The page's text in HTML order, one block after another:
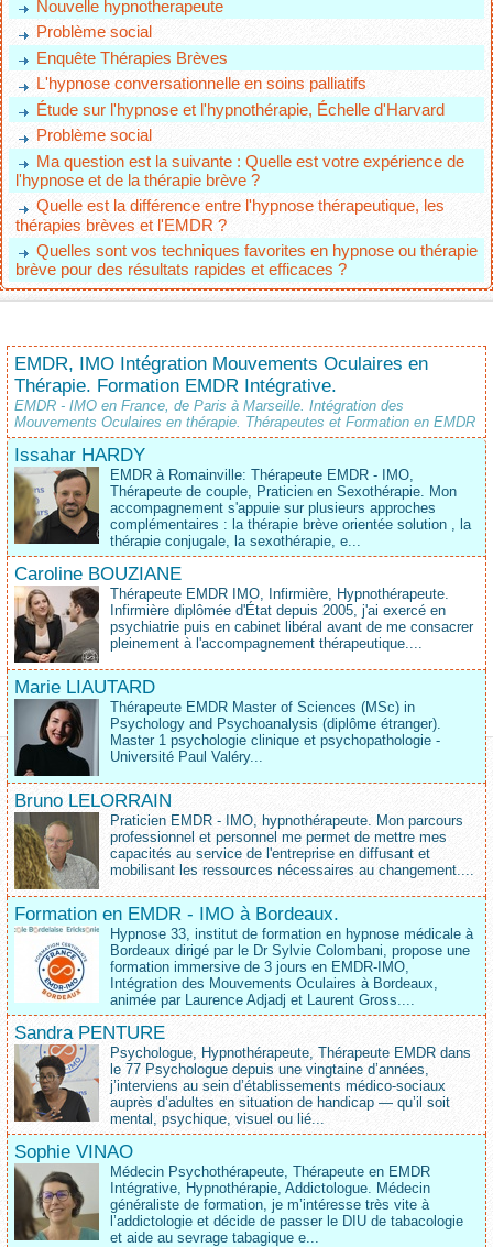
Nouvelle hypnotherapeute
Problème social
Enquête Thérapies Brèves
L'hypnose conversationnelle en soins palliatifs
Étude sur l'hypnose et l'hypnothérapie, Échelle d'Harvard
Problème social
Ma question est la suivante : Quelle est votre expérience de
l'hypnose et de la thérapie brève ?
Quelle est la différence entre l'hypnose thérapeutique, les
thérapies brèves et l'EMDR ?
Quelles sont vos techniques favorites en hypnose ou thérapie
brève pour des résultats rapides et efficaces ?
EMDR, IMO Intégration Mouvements Oculaires en
Thérapie. Formation EMDR Intégrative.
EMDR - IMO en France, de Paris à Marseille. Intégration des
Mouvements Oculaires en thérapie. Thérapeutes et Formation en EMDR
Issahar HARDY
EMDR à Romainville: Thérapeute EMDR - IMO,
Thérapeute de couple, Praticien en Sexothérapie. Mon
accompagnement s'appuie sur plusieurs approches
complémentaires : la thérapie brève orientée solution , la
thérapie conjugale, la sexothérapie, e...
Caroline BOUZIANE
Thérapeute EMDR IMO, Infirmière, Hypnothérapeute.
Infirmière diplômée d'État depuis 2005, j'ai exercé en
psychiatrie puis en cabinet libéral avant de me consacrer
pleinement à l'accompagnement thérapeutique....
Marie LIAUTARD
Thérapeute EMDR Master of Sciences (MSc) in
Psychology and Psychoanalysis (diplôme étranger).
Master 1 psychologie clinique et psychopathologie -
Université Paul Valéry...
Bruno LELORRAIN
Praticien EMDR - IMO, hypnothérapeute. Mon parcours
professionnel et personnel me permet de mettre mes
capacités au service de l'entreprise en diffusant et
mobilisant les ressources nécessaires au changement....
Formation en EMDR - IMO à Bordeaux.
Hypnose 33, institut de formation en hypnose médicale à
Bordeaux dirigé par le Dr Sylvie Colombani, propose une
formation immersive de 3 jours en EMDR-IMO,
Intégration des Mouvements Oculaires à Bordeaux,
animée par Laurence Adjadj et Laurent Gross....
Sandra PENTURE
Psychologue, Hypnothérapeute, Thérapeute EMDR dans
le 77 Psychologue depuis une vingtaine d’années,
j’interviens au sein d’établissements médico‑sociaux
auprès d’adultes en situation de handicap — qu’il soit
mental, psychique, visuel ou lié...
Sophie VINAO
Médecin Psychothérapeute, Thérapeute en EMDR
Intégrative, Hypnothérapie, Addictologue. Médecin
généraliste de formation, je m’intéresse très vite à
l’addictologie et décide de passer le DIU de tabacologie
et aide au sevrage tabagique e...